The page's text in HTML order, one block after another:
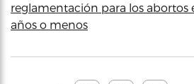
reglamentación para los abortos
años o menos